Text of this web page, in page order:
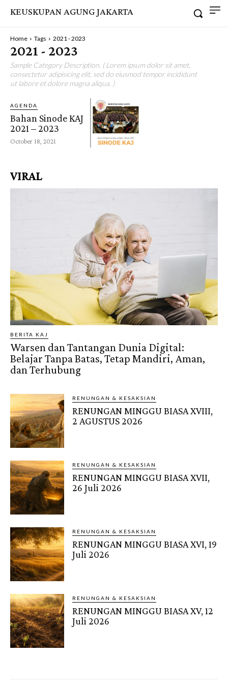
KEUSKUPAN AGUNG JAKARTA
Home Tags 2021 - 2023
2021 - 2023
Sample Category Description. ( Lorem ipsum dolor sit amet,
consectetur adipisicing elit, sed do eiusmod tempor incididunt
ut labore et dolore magna aliqua. )
AGENDA
Bahan Sinode KAJ
2021 – 2023
October 18, 2021
VIRAL
BERITA KAJ
Warsen dan Tantangan Dunia Digital:
Belajar Tanpa Batas, Tetap Mandiri, Aman,
dan Terhubung
RENUNGAN & KESAKSIAN
RENUNGAN MINGGU BIASA XVIII,
2 AGUSTUS 2026
RENUNGAN & KESAKSIAN
RENUNGAN MINGGU BIASA XVII,
26 Juli 2026
RENUNGAN & KESAKSIAN
RENUNGAN MINGGU BIASA XVI, 19
Juli 2026
RENUNGAN & KESAKSIAN
RENUNGAN MINGGU BIASA XV, 12
Juli 2026